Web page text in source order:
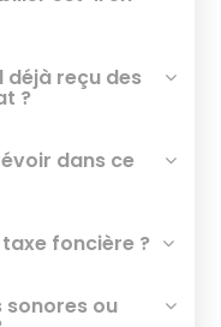
reçu des
?
dans ce
foncière ?
ou